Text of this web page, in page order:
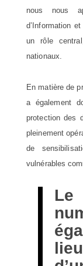
nous nous
d’Information
un rôle
nationaux.
En matière de
a également
protection des
pleinement
de
vulnérables